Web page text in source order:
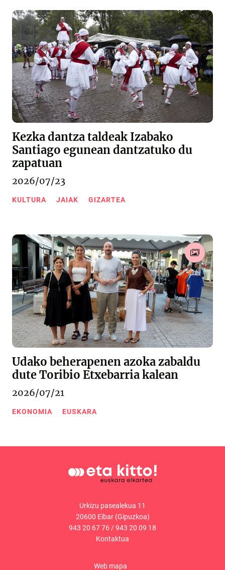
Kezka dantza taldeak Izabako
Santiago egunean dantzatuko du
zapatuan
2026/07/23
KULTURA JAIAK GIZARTEA
Udako beherapenen azoka zabaldu
dute Toribio Etxebarria kalean
2026/07/21
EKONOMIA EUSKARA
Urkizu pasealekua 11
20600 Eibar (Gipuzkoa)
943 20 67 76 /943 20 09 18
Kontaktua
Web mapa